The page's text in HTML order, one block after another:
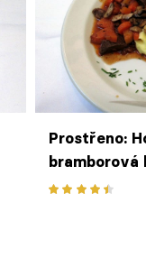
Prostřeno:
bramborová